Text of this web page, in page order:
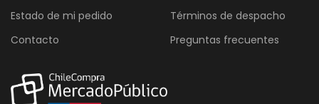
Estado de mi pedido
Contacto
Términos de despacho
Preguntas frecuentes